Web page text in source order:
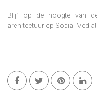
Blijf op de hoogte van
architectuur op Social Media!